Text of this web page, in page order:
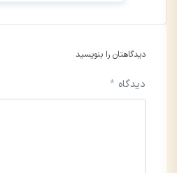
دیدگاهتان را بنویسید
دیدگاه *